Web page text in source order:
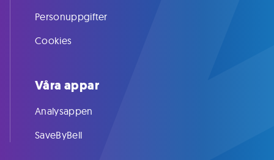
Personuppgifter
Cookies
Våra appar
Analysappen
SaveByBell